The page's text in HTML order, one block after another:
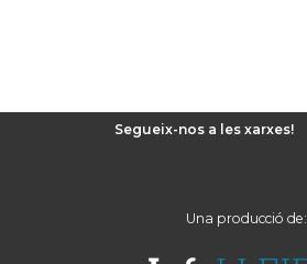
Segueix-nos a les xarxes!
Una producció de: